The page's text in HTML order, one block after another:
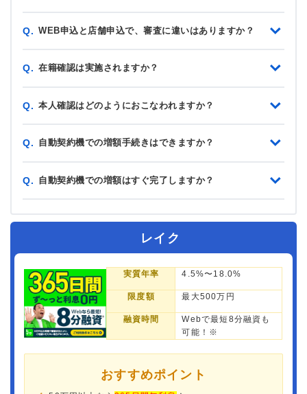
Q. WEB申込と店舗申込で、審査に違いはありますか？
Q. 在籍確認は実施されますか？
Q. 本人確認はどのようにおこなわれますか？
Q. 自動契約機での増額手続きはできますか？
Q. 自動契約機での増額はすぐ完了しますか？
レイク
実質年率 4.5%〜18.0%
限度額 最大500万円
融資時間
Webで最短8分融資も
可能！※
おすすめポイント